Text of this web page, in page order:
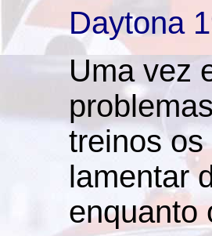
Daytona
Uma vez
treinos
lamentar
enquanto